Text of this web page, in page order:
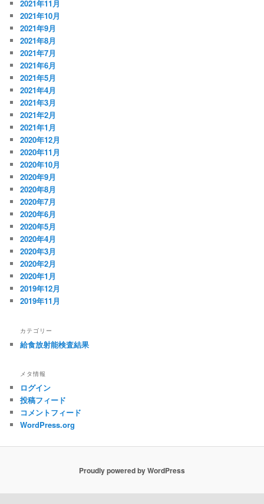
2021年11月
2021年10月
2021年9月
2021年8月
2021年7月
2021年6月
2021年5月
2021年4月
2021年3月
2021年2月
2021年1月
2020年12月
2020年11月
2020年10月
2020年9月
2020年8月
2020年7月
2020年6月
2020年5月
2020年4月
2020年3月
2020年2月
2020年1月
2019年12月
2019年11月
カテゴリー
給食放射能検査結果
メタ情報
ログイン
投稿フィード
コメントフィード
WordPress.org
Proudly powered by WordPress